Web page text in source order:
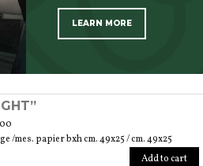
LEARN MORE
/mes. papier bxh cm. 49x25 / cm. 49x25
Add to cart